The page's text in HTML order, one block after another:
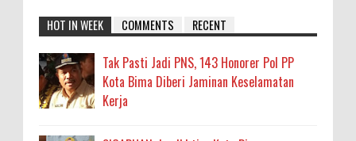
HOT IN WEEK COMMENTS RECENT
Tak Pasti Jadi PNS, 143 Honorer Pol PP
Kota Bima Diberi Jaminan Keselamatan
Kerja